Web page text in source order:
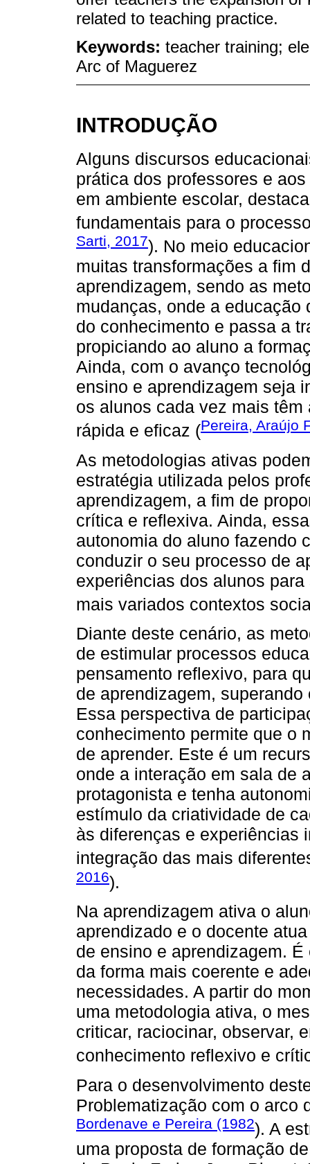
related to teaching practice.
Keywords: teacher training;
Arc of Maguerez
INTRODUÇÃO
Alguns discursos
prática dos professores e
em ambiente escolar,
fundamentais para o
Sarti, 2017). No meio
muitas transformações a fim
aprendizagem, sendo as
mudanças, onde a
do conhecimento e passa a
propiciando ao aluno a
Ainda, com o avanço
ensino e aprendizagem seja
os alunos cada vez mais
rápida e eficaz (Pereira, Araújo
As metodologias ativas
estratégia utilizada pelos
aprendizagem, a fim de
crítica e reflexiva. Ainda,
autonomia do aluno fazendo
conduzir o seu processo de
experiências dos alunos
mais variados contextos
Diante deste cenário, as
de estimular processos
pensamento reflexivo, para
de aprendizagem,
Essa perspectiva de
conhecimento permite que o
de aprender. Este é um
onde a interação em sala de
protagonista e tenha
estímulo da criatividade de
às diferenças e experiências
integração das mais
2016).
Na aprendizagem ativa o
aprendizado e o docente
de ensino e aprendizagem.
da forma mais coerente e
necessidades. A partir do
uma metodologia ativa, o
criticar, raciocinar, observar,
conhecimento reflexivo e
Para o desenvolvimento
Problematização com o arco
Bordenave e Pereira (1982). A
uma proposta de formação